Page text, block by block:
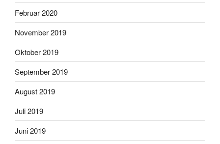
Februar 2020
November 2019
Oktober 2019
September 2019
August 2019
Juli 2019
Juni 2019